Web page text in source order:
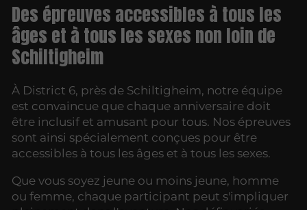
Des épreuves accessibles à tous les
âges et à tous les sexes non loin de
Schiltigheim
À District 6, près de Schiltigheim, notre équipe
est convaincue que chaque anniversaire doit
être inclusif et amusant pour tous. Nos épreuves
sont ainsi spécialement conçues pour être
accessibles à tous les âges et à tous les sexes.
Que vous soyez jeune ou moins jeune, homme
ou femme, chaque participant peut s'impliquer